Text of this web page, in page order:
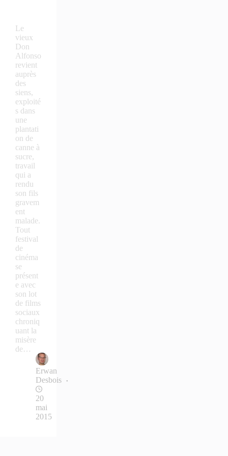
Le
vieux
Don
Alfonso
revient
auprès
des
siens,
exploité
s dans
une
plantati
on de
canne à
sucre,
travail
qui a
rendu
son fils
gravem
ent
malade.
Tout
festival
de
cinéma
se
présent
e avec
son lot
de films
sociaux
chroniq
uant la
misère
de…
Erwan
Desbois
20
mai
2015